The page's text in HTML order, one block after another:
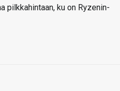
pilkkahintaan, ku on Ryzenin-